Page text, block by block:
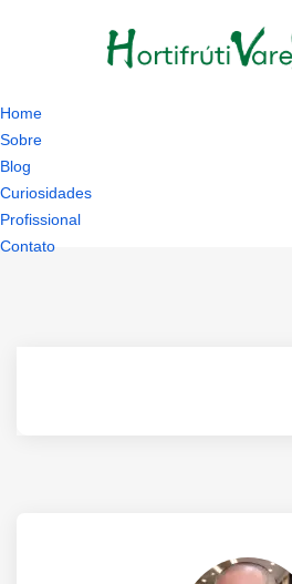
Home
Sobre
Blog
Curiosidades
Profissional
Contato